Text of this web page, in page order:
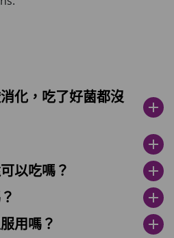
化，吃了好菌都沒
add
add
以吃嗎？ add
add
用嗎？ add